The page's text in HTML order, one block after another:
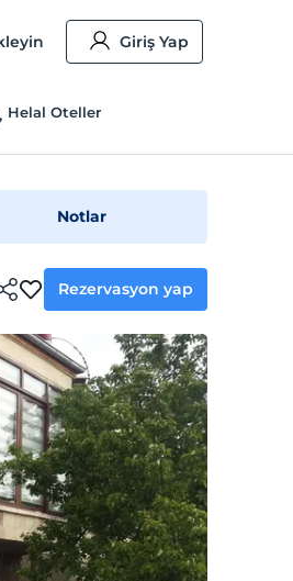
Giriş Yap
Helal Oteller
Notlar
Rezervasyon yap